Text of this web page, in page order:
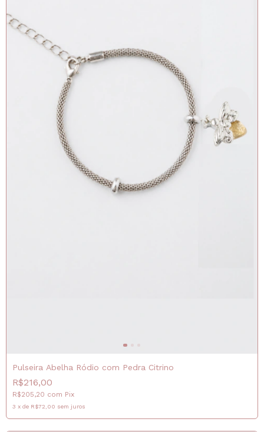
Pulseira Abelha Ródio com Pedra Citrino
R$216,00
R$205,20 com Pix
3 x de R$72,00 sem juros